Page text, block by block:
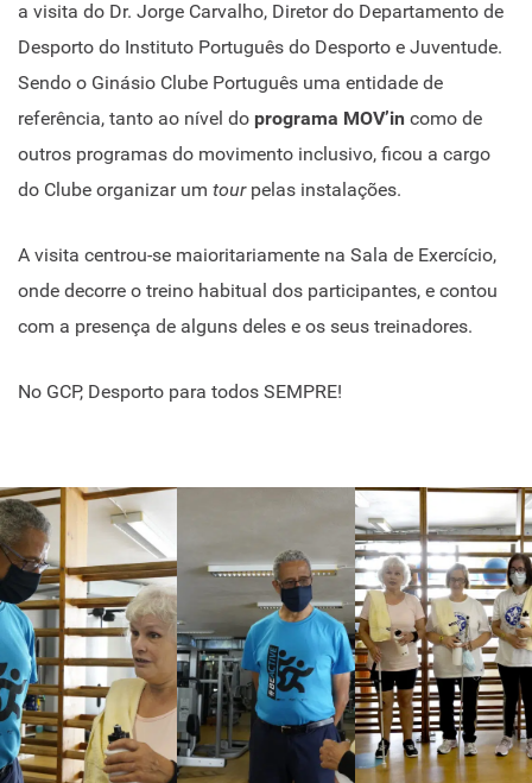
a visita do Dr. Jorge Carvalho, Diretor do Departamento de
Desporto do Instituto Português do Desporto e Juventude.
Sendo o Ginásio Clube Português uma entidade de
referência, tanto ao nível do programa MOV’in como de
outros programas do movimento inclusivo, ficou a cargo
do Clube organizar um tourpelas instalações.
A visita centrou-se maioritariamente na Sala de Exercício,
onde decorre o treino habitual dos participantes, e contou
com a presença de alguns deles e os seus treinadores.
No GCP, Desporto para todos SEMPRE!